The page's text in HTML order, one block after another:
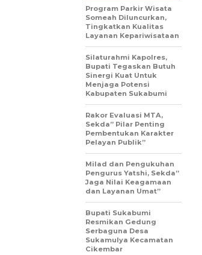
Program Parkir Wisata
Someah Diluncurkan,
Tingkatkan Kualitas
Layanan Kepariwisataan
Silaturahmi Kapolres,
Bupati Tegaskan Butuh
Sinergi Kuat Untuk
Menjaga Potensi
Kabupaten Sukabumi
Rakor Evaluasi MTA,
Sekda” Pilar Penting
Pembentukan Karakter
Pelayan Publik”
Milad dan Pengukuhan
Pengurus Yatshi, Sekda”
Jaga Nilai Keagamaan
dan Layanan Umat”
Bupati Sukabumi
Resmikan Gedung
Serbaguna Desa
Sukamulya Kecamatan
Cikembar